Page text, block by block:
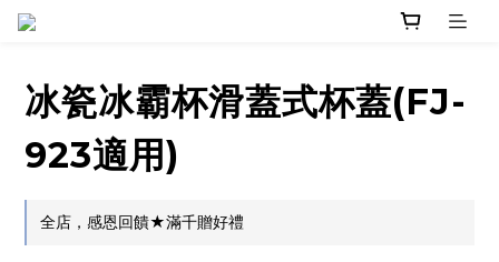
冰瓷冰霸杯滑蓋式杯蓋(FJ-
923適用)
全店，感恩回饋★滿千贈好禮